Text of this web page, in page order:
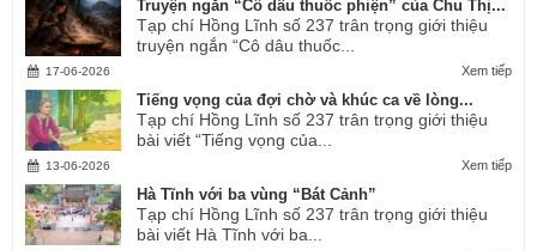
Truyện ngắn “Cô dâu thuốc phiện” của Chu Thị...
Tạp chí Hồng Lĩnh số 237 trân trọng giới thiệu
truyện ngắn “Cô dâu thuốc...
Xem tiếp
17-06-2026
Tiếng vọng của đợi chờ và khúc ca về lòng...
Tạp chí Hồng Lĩnh số 237 trân trọng giới thiệu
bài viết “Tiếng vọng của...
Xem tiếp
13-06-2026
Hà Tĩnh với ba vùng “Bát Cảnh”
Tạp chí Hồng Lĩnh số 237 trân trọng giới thiệu
bài viết Hà Tĩnh với ba...